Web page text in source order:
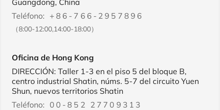
Teléfono: +86-766-2957896
（8:00-12:00,14:00-18:00）
Oficina de Hong Kong
DIRECCIÓN: Taller 1-3 en el piso 5 del bloque B,
centro industrial Shatin, núms. 5-7 del circuito Yuen
Shun, nuevos territorios Shatin
Teléfono: 00-852 27709313